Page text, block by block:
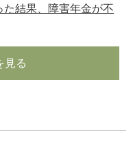
結果、障害年金が不
見る